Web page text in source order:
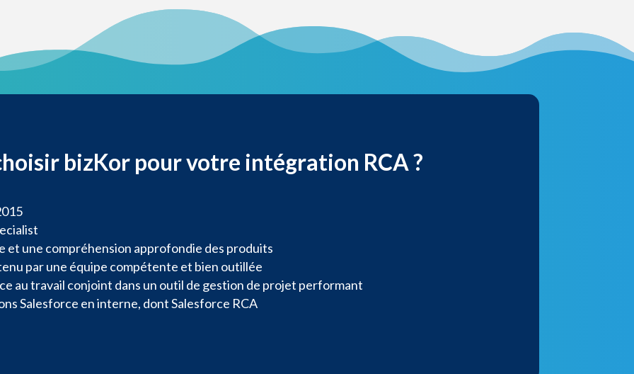
bizKor pour votre intégration RCA ?
et une compréhension approfondie des produits
par une équipe compétente et bien outillée
au travail conjoint dans un outil de gestion de projet performant
Salesforce en interne, dont Salesforce RCA